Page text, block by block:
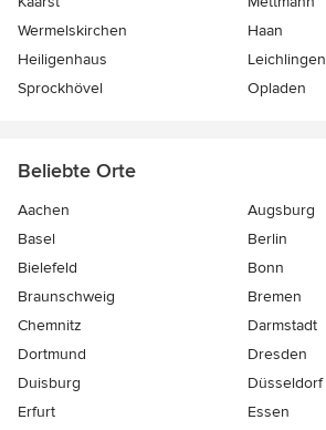
Wermelskirchen
Haan
Heiligenhaus
Leichlingen
Sprockhövel
Opladen
Beliebte Orte
Aachen
Augsburg
Basel
Berlin
Bielefeld
Bonn
Braunschweig
Bremen
Chemnitz
Darmstadt
Dortmund
Dresden
Duisburg
Düsseldorf
Erfurt
Essen